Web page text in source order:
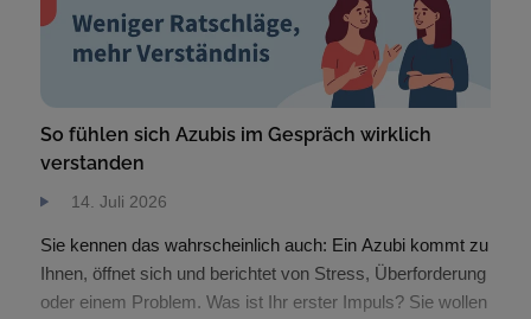
So fühlen sich Azubis im Gespräch wirklich
verstanden
14. Juli 2026
Sie kennen das wahrscheinlich auch: Ein Azubi kommt zu
Ihnen, öffnet sich und berichtet von Stress, Überforderung
oder einem Problem. Was ist Ihr erster Impuls? Sie wollen